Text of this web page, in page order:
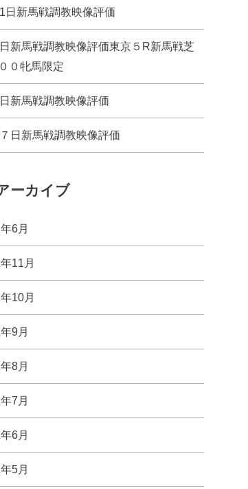
日新馬戦調教映像評価
新馬戦調教映像評価東京５R新馬戦芝
０牝馬限定
新馬戦調教映像評価
日新馬戦調教映像評価
ーカイブ
6月
11月
10月
9月
8月
7月
6月
5月